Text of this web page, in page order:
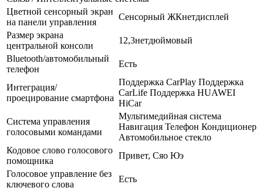
Цветной сенсорный экран
на панели управления
Сенсорный ЖКнетдисплей
Размер экрана
центральной консоли
12,3нетдюймовый
Bluetooth/автомобильный
телефон
Есть
Интеграция/
проецирование смартфона
Поддержка CarPlay Поддержка
CarLife Поддержка HUAWEI
HiCar
Система управления
голосовыми командами
Мультимедийная система
Навигация Телефон Кондиционер
Автомобильное стекло
Кодовое слово голосового
помощника
Привет, Сяо Юэ
Голосовое управление без
ключевого слова
Есть